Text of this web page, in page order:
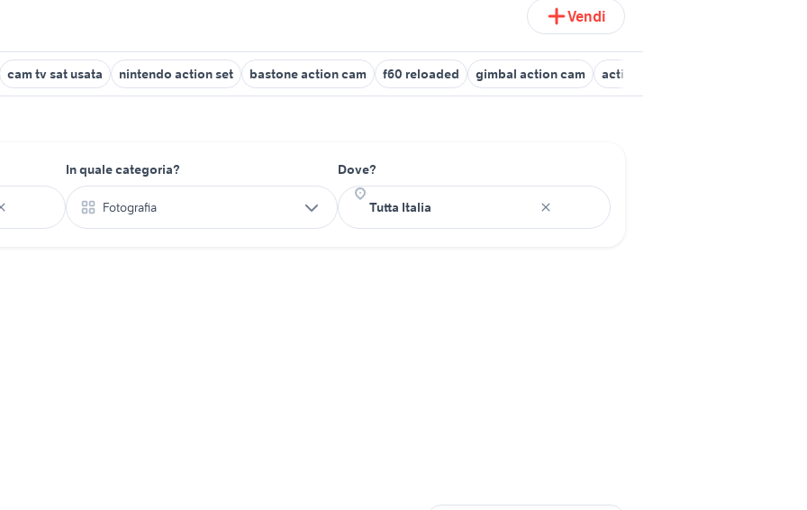
Vendi
cam tv sat usata nintendo action set bastone action cam f60 reloaded gimbal action cam action cam bluetooth
In quale categoria?
Fotografia
Dove?